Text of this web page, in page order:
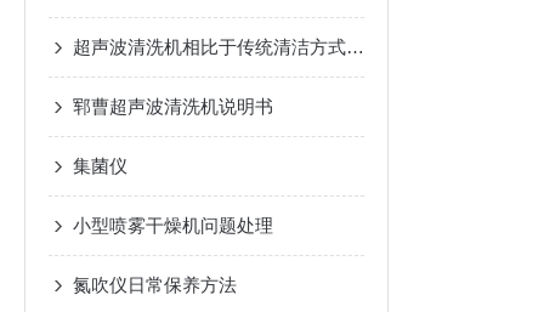
超声波清洗机相比于传统清洁方式有哪些优势？
郓曹超声波清洗机说明书
集菌仪
小型喷雾干燥机问题处理
氮吹仪日常保养方法